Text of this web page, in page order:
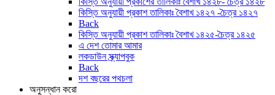
কিস্তি অনুযায়ী প্রকাশ তালিকাঃ বৈশাখ ১৪২৭ -চৈত্র ১৪২৭
Back
কিস্তি অনুযায়ী প্রকাশ তালিকাঃ বৈশাখ ১৪২৫-চৈত্র ১৪২৫
এ দেশ তোমার আমার
লকডাউন স্ক্র্যাপবুক
Back
দশ বছরের পথচলা
অনুসন্ধান করো